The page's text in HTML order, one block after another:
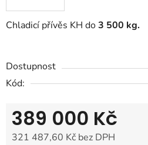
Chladicí přívěs KH do3 500 kg.
Dostupnost
Kód:
389 000 Kč
321 487,60 Kč bez DPH